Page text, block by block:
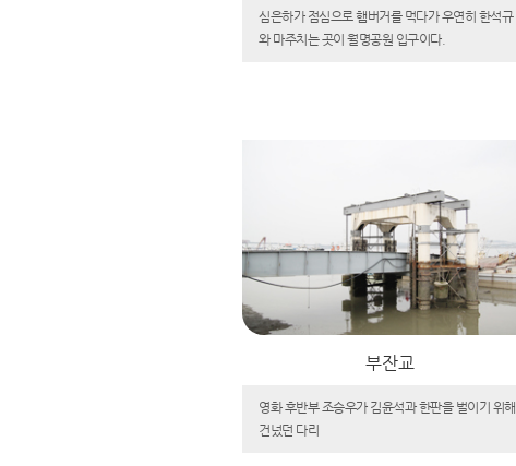
심은하가 점심으로 햄버거를 먹다가 우연히 한석규
와 마주치는 곳이 월명공원 입구이다.
부잔교
영화 후반부 조승우가 김윤석과 한판을 벌이기 위해
건넜던 다리